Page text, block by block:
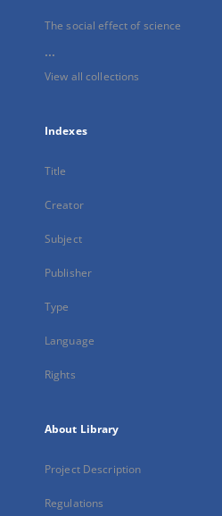
The social effect of science
...
View all collections
Indexes
Title
Creator
Subject
Publisher
Type
Language
Rights
About Library
Project Description
Regulations